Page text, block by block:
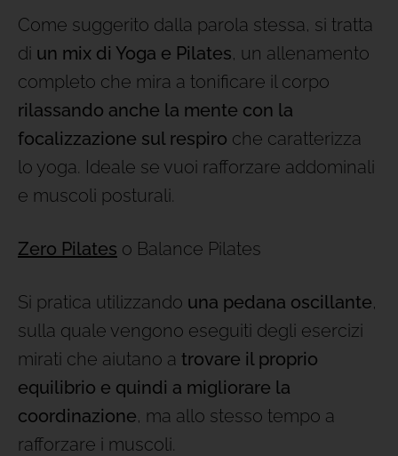
Come suggerito dalla parola stessa, si tratta
di un mix di Yoga e Pilates, un allenamento
completo che mira a tonificare il corpo
rilassando anche la mente con la
focalizzazione sul respiro che caratterizza
lo yoga. Ideale se vuoi rafforzare addominali
e muscoli posturali.
Zero Pilates o Balance Pilates
Si pratica utilizzando una pedana oscillante,
sulla quale vengono eseguiti degli esercizi
mirati che aiutano a trovare il proprio
equilibrio e quindi a migliorare la
coordinazione, ma allo stesso tempo a
rafforzare i muscoli.